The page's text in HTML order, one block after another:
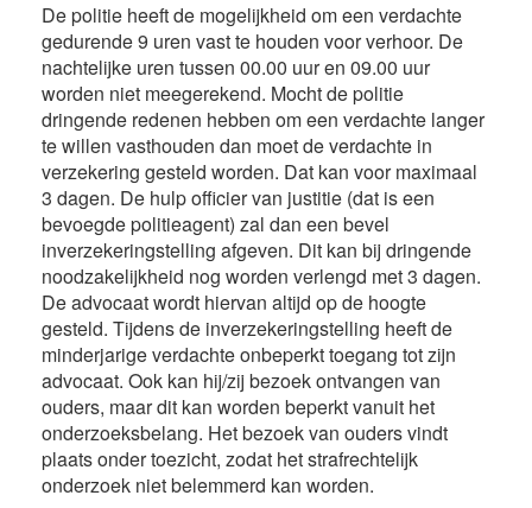
De politie heeft de mogelijkheid om een verdachte
gedurende 9 uren vast te houden voor verhoor. De
nachtelijke uren tussen 00.00 uur en 09.00 uur
worden niet meegerekend. Mocht de politie
dringende redenen hebben om een verdachte langer
te willen vasthouden dan moet de verdachte in
verzekering gesteld worden. Dat kan voor maximaal
3 dagen. De hulp officier van justitie (dat is een
bevoegde politieagent) zal dan een bevel
inverzekeringstelling afgeven. Dit kan bij dringende
noodzakelijkheid nog worden verlengd met 3 dagen.
De advocaat wordt hiervan altijd op de hoogte
gesteld. Tijdens de inverzekeringstelling heeft de
minderjarige verdachte onbeperkt toegang tot zijn
advocaat. Ook kan hij/zij bezoek ontvangen van
ouders, maar dit kan worden beperkt vanuit het
onderzoeksbelang. Het bezoek van ouders vindt
plaats onder toezicht, zodat het strafrechtelijk
onderzoek niet belemmerd kan worden.